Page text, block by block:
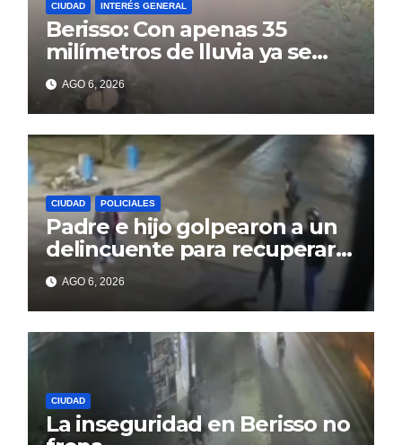
CIUDAD INTERÉS GENERAL
Berisso: Con apenas 35
milímetros de lluvia ya se
sienten los problemas
AGO 6, 2026
CIUDAD POLICIALES
Padre e hijo golpearon a un
delincuente para recuperar
un celular robado en Berisso
AGO 6, 2026
CIUDAD
La inseguridad en Berisso no